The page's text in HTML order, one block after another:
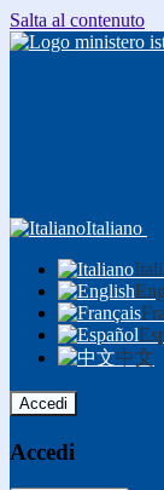
Salta al contenuto
Italiano
中文
Accedi
Accedi